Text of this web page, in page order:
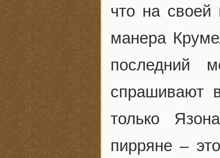
что на своей
манера
последний
спрашивают
только
пирряне –